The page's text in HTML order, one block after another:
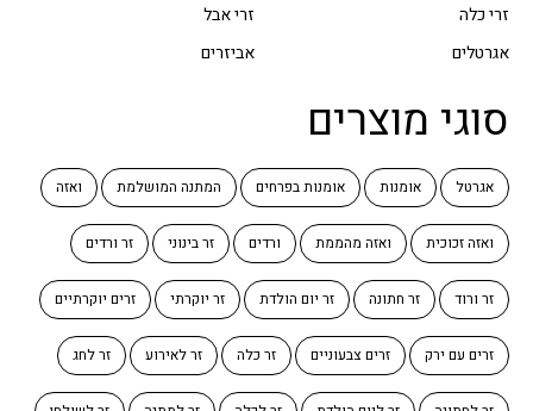
זרי כלה
זרי אבל
אגרטלים
אביזרים
סוגי מוצרים
אגרטל אומנות אומנות בפרחים המתנה המושלמת ואזה
ואזה זכוכית ואזה מהממת ורדים זר בינוני זר ורדים
זר ורוד זר חתונה זר יום הולדת זר יוקרתי זרים יוקרתיים
זרים עם ירק זרים צבעוניים זר כלה זר לאירוע זר לחג